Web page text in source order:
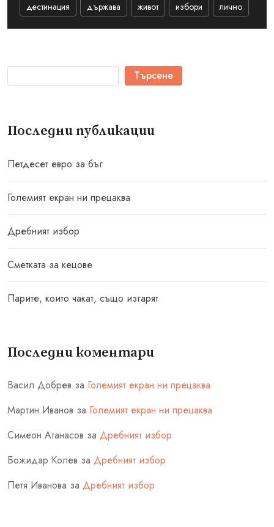
дестинация
държава живот избори лично
Търсене
Последни публикации
Петдесет евро за бъг
Големият екран ни прецаква
Дребният избор
Сметката за кецове
Парите, които чакат, също изгарят
Последни коментари
Васил Добрев за Големият екран ни прецаква
Мартин Иванов за Големият екран ни прецаква
Симеон Атанасов за Дребният избор
Божидар Колев за Дребният избор
Петя Иванова за Дребният избор